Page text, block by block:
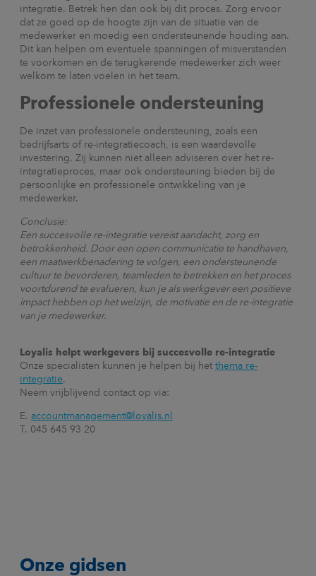
integratie. Betrek hen dan ook bij dit proces. Zorg ervoor
dat ze goed op de hoogte zijn van de situatie van de
medewerker en moedig een ondersteunende houding aan.
Dit kan helpen om eventuele spanningen of misverstanden
te voorkomen en de terugkerende medewerker zich weer
welkom te laten voelen in het team.
Professionele ondersteuning
De inzet van professionele ondersteuning, zoals een
bedrijfsarts of re-integratiecoach, is een waardevolle
investering. Zij kunnen niet alleen adviseren over het re-
integratieproces, maar ook ondersteuning bieden bij de
persoonlijke en professionele ontwikkeling van je
medewerker.
Conclusie:
Een succesvolle re-integratie vereist aandacht, zorg en
betrokkenheid. Door een open communicatie te handhaven,
een maatwerkbenadering te volgen, een ondersteunende
cultuur te bevorderen, teamleden te betrekken en het proces
voortdurend te evalueren, kun je als werkgever een positieve
impact hebben op het welzijn, de motivatie en de re-integratie
van je medewerker.
Loyalis helpt werkgevers bij succesvolle re-integratie
Onze specialisten kunnen je helpen bij het thema re-
integratie.
Neem vrijblijvend contact op via:
E. accountmanagement@loyalis.nl
T. 045 645 93 20
Onze gidsen